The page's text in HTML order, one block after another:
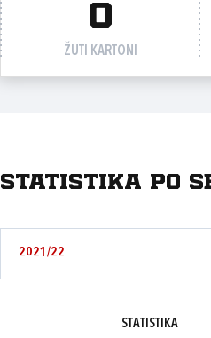
0
ŽUTI KARTONI
Statistika po
2021/22
STATISTIKA